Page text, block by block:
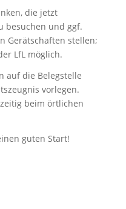
die jetzt
besuchen und ggf.
Gerätschaften stellen;
LfL möglich.
auf die Belegstelle
vorlegen.
beim örtlichen
guten Start!